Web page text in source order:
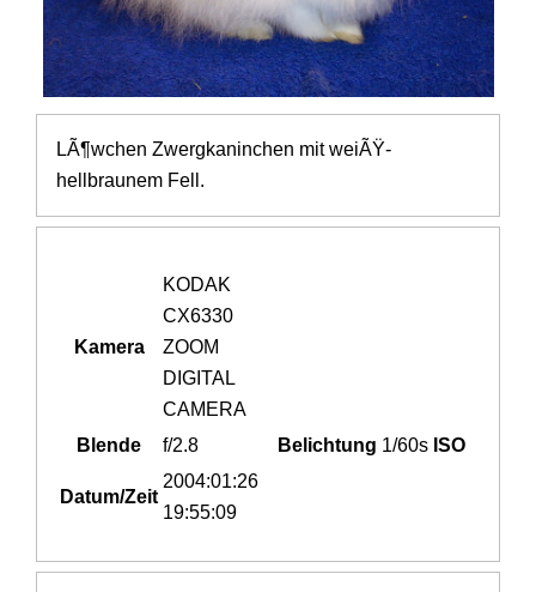
LÃ¶wchen Zwergkaninchen mit weiÃŸ-
hellbraunem Fell.
Kamera
KODAK
CX6330
ZOOM
DIGITAL
CAMERA
Blende
f/2.8 Belichtung 1/60s ISO
Datum/Zeit
2004:01:26
19:55:09